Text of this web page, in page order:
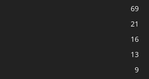
69
21
16
13
9